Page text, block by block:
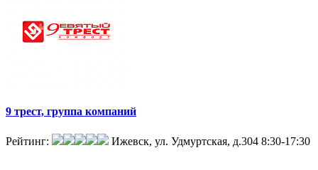
9 трест, группа компаний
Рейтинг: Ижевск, ул. Удмуртская, д.304 8:30-17:30